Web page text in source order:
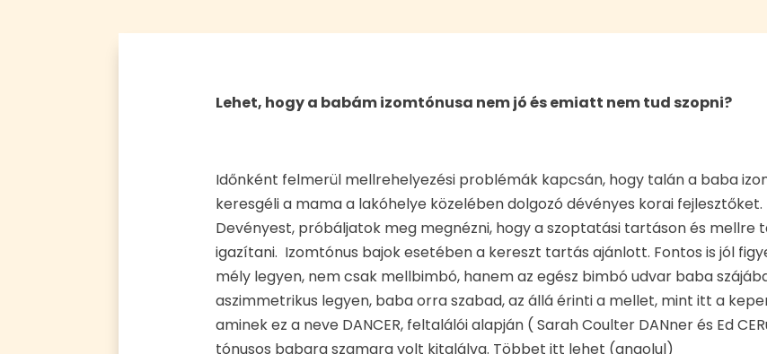
Lehet, hogy a babám izomtónusa nem jó és emiatt nem tud szopni?
Időnként felmerül mellrehelyezési problémák kapcsán, hogy talán a baba
keresgéli a mama a lakóhelye közelében dolgozó dévényes korai
Devényest, próbáljatok meg megnézni, hogy a szoptatási tartáson és
igazítani. Izomtónus bajok esetében a kereszt tartás ajánlott. Fontos is jól
mély legyen, nem csak mellbimbó, hanem az egész bimbó udvar baba
aszimmetrikus legyen, baba orra szabad, az állá érinti a mellet, mint itt a
aminek ez a neve DANCER, feltalálói alapján ( Sarah Coulter DANner és Ed
tónusos babara szamara volt kitalálva. Többet itt lehet (angolul)